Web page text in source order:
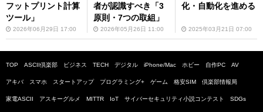
フットプリント計算
ツール」
2026年06月29日 17:00
者が認識すべき「3
原則・7つの取組」
2026年05月26日 11:00
化・自動化を進める
2025年03月21日 07:00
TOP ASCII倶楽部 ビジネス TECH デジタル iPhone/Mac ホビー 自作PC AV
アキバ スマホ スタートアップ プログラミング+ ゲーム 格安SIM 倶楽部情報局
家電ASCII アスキーグルメ MITTR IoT サイバーセキュリティ小説コンテスト SDGs